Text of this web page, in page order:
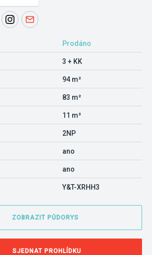
Prodáno
3 + KK
94 m²
83 m²
11 m²
2NP
ano
ano
Y&T-XRHH3
ZOBRAZIT PŮDORYS
SJEDNAT PROHLÍDKU